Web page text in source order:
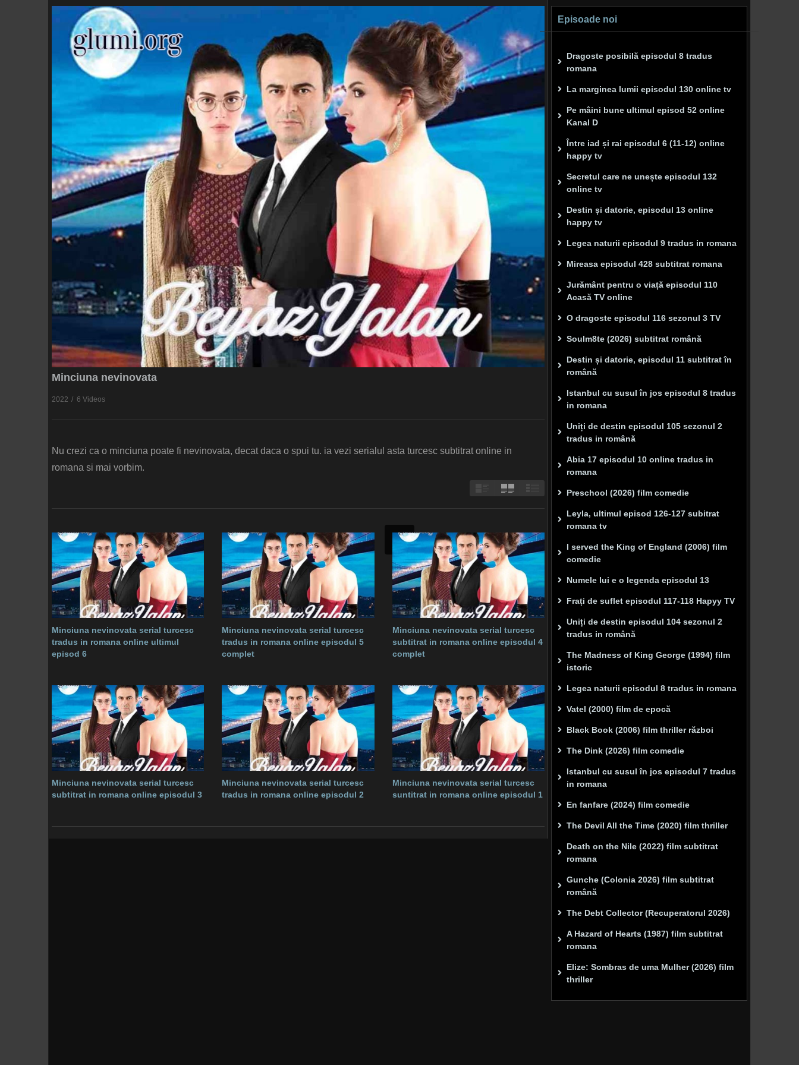
Minciuna nevinovata
2022 6 Videos
Nu crezi ca o minciuna poate fi nevinovata, decat daca o spui tu. ia vezi serialul asta turcesc subtitrat online in
romana si mai vorbim.
Minciuna nevinovata serial turcesc
tradus in romana online ultimul
episod 6
Minciuna nevinovata serial turcesc
tradus in romana online episodul 5
complet
Minciuna nevinovata serial turcesc
subtitrat in romana online episodul 4
complet
Minciuna nevinovata serial turcesc
subtitrat in romana online episodul 3
Minciuna nevinovata serial turcesc
tradus in romana online episodul 2
Minciuna nevinovata serial turcesc
suntitrat in romana online episodul 1
Episoade noi
Dragoste posibilă episodul 8 tradus
romana
La marginea lumii episodul 130 online tv
Pe mâini bune ultimul episod 52 online
Kanal D
Între iad și rai episodul 6 (11-12) online
happy tv
Secretul care ne unește episodul 132
online tv
Destin și datorie, episodul 13 online
happy tv
Legea naturii episodul 9 tradus in romana
Mireasa episodul 428 subtitrat romana
Jurământ pentru o viață episodul 110
Acasă TV online
O dragoste episodul 116 sezonul 3 TV
Soulm8te (2026) subtitrat română
Destin și datorie, episodul 11 subtitrat în
română
Istanbul cu susul în jos episodul 8 tradus
in romana
Uniți de destin episodul 105 sezonul 2
tradus in română
Abia 17 episodul 10 online tradus in
romana
Preschool (2026) film comedie
Leyla, ultimul episod 126-127 subitrat
romana tv
I served the King of England (2006) film
comedie
Numele lui e o legenda episodul 13
Frați de suflet episodul 117-118 Hapyy TV
Uniți de destin episodul 104 sezonul 2
tradus in română
The Madness of King George (1994) film
istoric
Legea naturii episodul 8 tradus in romana
Vatel (2000) film de epocă
Black Book (2006) film thriller război
The Dink (2026) film comedie
Istanbul cu susul în jos episodul 7 tradus
in romana
En fanfare (2024) film comedie
The Devil All the Time (2020) film thriller
Death on the Nile (2022) film subtitrat
romana
Gunche (Colonia 2026) film subtitrat
română
The Debt Collector (Recuperatorul 2026)
A Hazard of Hearts (1987) film subtitrat
romana
Elize: Sombras de uma Mulher (2026) film
thriller